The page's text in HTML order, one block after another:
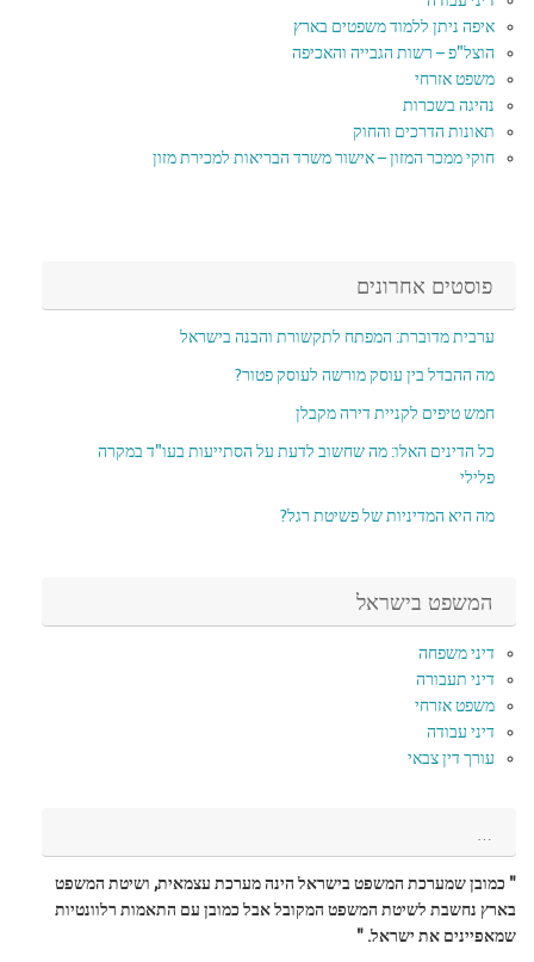
איפה ניתן ללמוד משפטים בארץ
הוצל"פ – רשות הגבייה והאכיפה
משפט אזרחי
נהיגה בשכרות
תאונות הדרכים והחוק
חוקי ממכר המזון – אישור משרד הבריאות למכירת מזון
פוסטים אחרונים
ערבית מדוברת: המפתח לתקשורת והבנה בישראל
מה ההבדל בין עוסק מורשה לעוסק פטור?
חמש טיפים לקניית דירה מקבלן
כל הדינים האלו: מה שחשוב לדעת על הסתייעות בעו"ד במקרה
פלילי
מה היא המדיניות של פשיטת רגל?
המשפט בישראל
דיני משפחה
דיני תעבורה
משפט אזרחי
דיני עבודה
עורך דין צבאי
…
" כמובן שמערכת המשפט בישראל הינה מערכת עצמאית, ושיטת המשפט
בארץ נחשבת לשיטת המשפט המקובל אבל כמובן עם התאמות רלוונטיות
שמאפיינים את ישראל. "